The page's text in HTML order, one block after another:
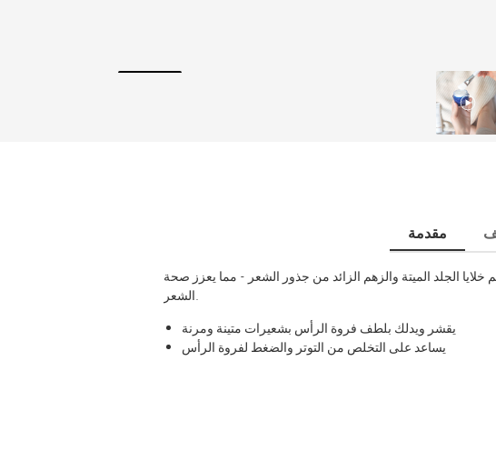
مقدمة
الجلد الميتة والزهم الزائد من جذور الشعر - مما يعزز صحة
الشعر.
يقشر ويدلك بلطف فروة الرأس بشعيرات متينة ومرنة
يساعد على التخلص من التوتر والضغط لفروة الرأس